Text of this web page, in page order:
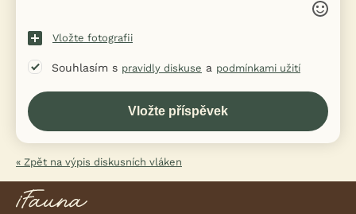
Vložte fotografii
Souhlasím s pravidly diskuse a podmínkami užití
« Zpět na výpis diskusních vláken